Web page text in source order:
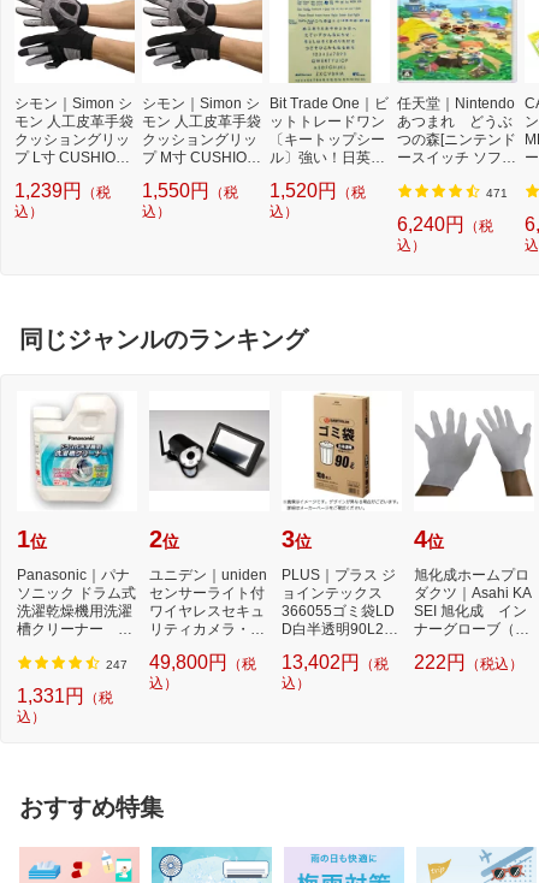
シモン｜Simon シ
モン 人工皮革手袋
クッショングリッ
プ L寸 CUSHION
1,239円
（税
込）
シモン｜Simon シ
モン 人工皮革手袋
クッショングリッ
プ M寸 CUSHION
1,550円
（税
込）
Bit Trade One｜ビ
ットトレードワン
〔キートップシー
ル〕強い！日英対
プシールセット ブ
ルー DYKTSBL
1,520円
（税
込）
任天堂｜Nintendo
あつまれ どうぶ
つの森[ニンテンド
ースイッチ ソフ
471
6,240円
（税
込）
同じジャンルのランキング
1位
Panasonic｜パナ
ソニック ドラム式
洗濯乾燥機用洗濯
槽クリーナー N-
濯...
247
1,331円
（税
込）
2位
ユニデン｜uniden
センサーライト付
ワイヤレスセキュ
リティカメラ・モ
49,800円
（税
込）
3位
PLUS｜プラス ジ
ョインテックス
366055ゴミ袋LD
D白半透明90L2百
15J-9...
13,402円
（税
込）
4位
旭化成ホームプロ
ダクツ｜Asahi KA
SEI 旭化成 イン
ナーグローブ（薄
プ）...
222円 （税込）
おすすめ特集